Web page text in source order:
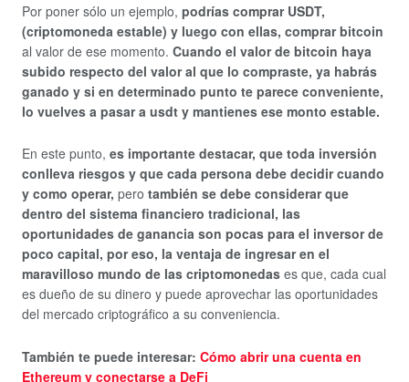
Por poner sólo un ejemplo, podrías comprar USDT,
(criptomoneda estable) y luego con ellas, comprar bitcoin
al valor de ese momento. Cuando el valor de bitcoin haya
subido respecto del valor al que lo compraste, ya habrás
ganado y si en determinado punto te parece conveniente,
lo vuelves a pasar a usdt y mantienes ese monto estable.
En este punto, es importante destacar, que toda inversión
conlleva riesgos y que cada persona debe decidir cuando
y como operar, pero también se debe considerar que
dentro del sistema financiero tradicional, las
oportunidades de ganancia son pocas para el inversor de
poco capital, por eso, la ventaja de ingresar en el
maravilloso mundo de las criptomonedas es que, cada cual
es dueño de su dinero y puede aprovechar las oportunidades
del mercado criptográfico a su conveniencia.
También te puede interesar: Cómo abrir una cuenta en
Ethereum y conectarse a DeFi